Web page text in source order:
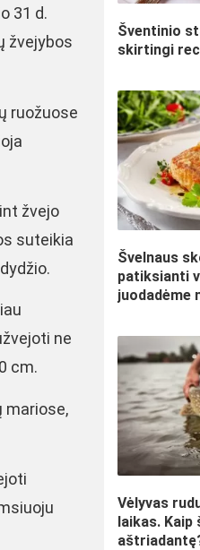
31 d.
žvejybos
ruožuose
žvejo
suteikia
ne
cm.
mariose,
Šventinio
skirtingi
Švelnaus
patiksianti
juodadėme
Vėlyvas
laikas. Kaip